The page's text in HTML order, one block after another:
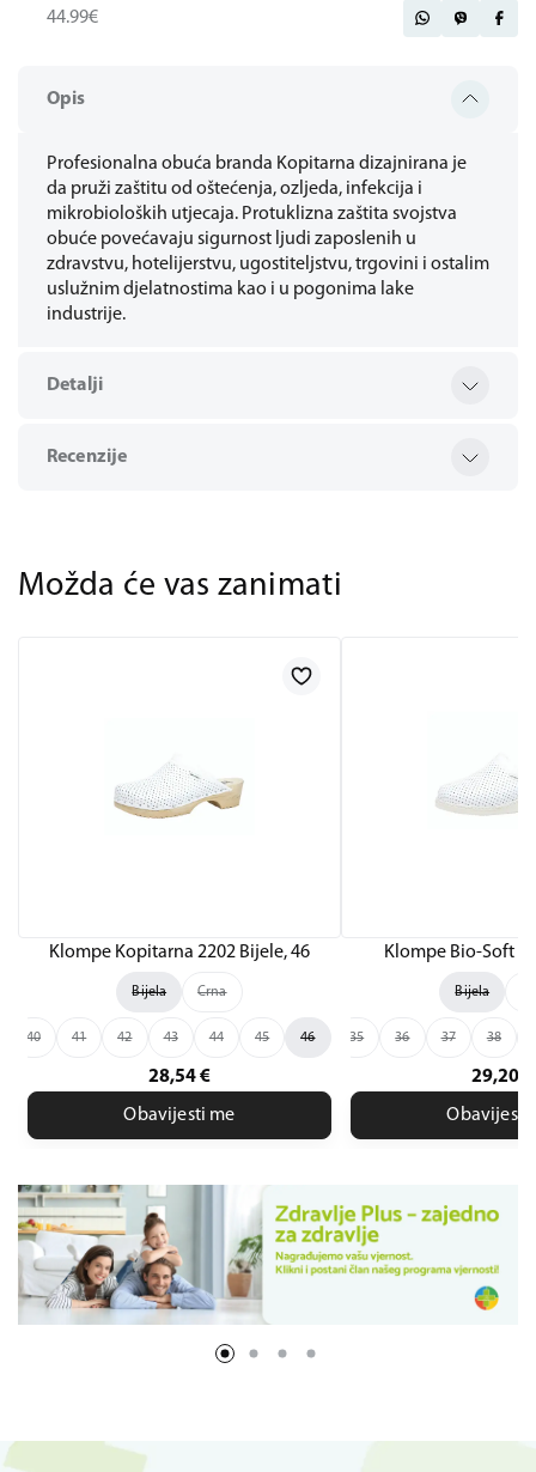
Opis
Profesionalna obuća branda Kopitarna dizajnirana je
da pruži zaštitu od oštećenja, ozljeda, infekcija i
mikrobioloških utjecaja. Protuklizna zaštita svojstva
obuće povećavaju sigurnost ljudi zaposlenih u
zdravstvu, hotelijerstvu, ugostiteljstvu, trgovini i ostalim
uslužnim djelatnostima kao i u pogonima lake
industrije.
Detalji
Recenzije
44.99€
Možda će vas zanimati
Klompe Kopitarna 2202 Bijele, 46
Bijela Crna
40 41 42 43 44 45 46
28,54€
Obavijesti me
Klompe Bio-Soft
Bijela
35 36 37 38
29,20
Obavijesti
36